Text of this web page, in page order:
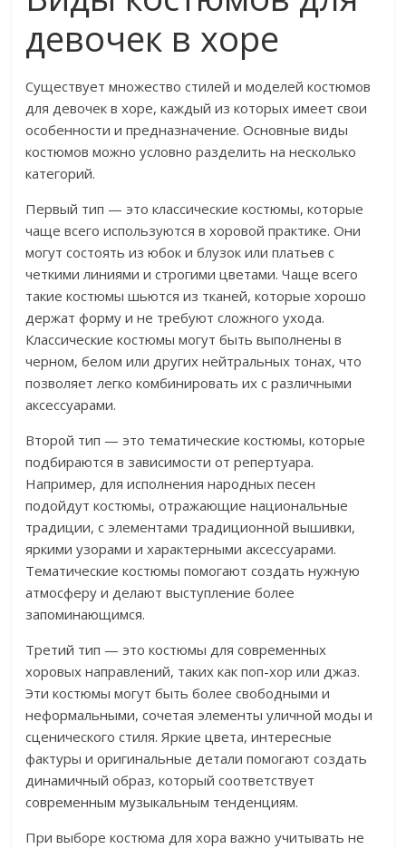
девочек в хоре
Существует множество стилей и моделей костюмов
для девочек в хоре, каждый из которых имеет свои
особенности и предназначение. Основные виды
костюмов можно условно разделить на несколько
категорий.
Первый тип — это классические костюмы, которые
чаще всего используются в хоровой практике. Они
могут состоять из юбок и блузок или платьев с
четкими линиями и строгими цветами. Чаще всего
такие костюмы шьются из тканей, которые хорошо
держат форму и не требуют сложного ухода.
Классические костюмы могут быть выполнены в
черном, белом или других нейтральных тонах, что
позволяет легко комбинировать их с различными
аксессуарами.
Второй тип — это тематические костюмы, которые
подбираются в зависимости от репертуара.
Например, для исполнения народных песен
подойдут костюмы, отражающие национальные
традиции, с элементами традиционной вышивки,
яркими узорами и характерными аксессуарами.
Тематические костюмы помогают создать нужную
атмосферу и делают выступление более
запоминающимся.
Третий тип — это костюмы для современных
хоровых направлений, таких как поп-хор или джаз.
Эти костюмы могут быть более свободными и
неформальными, сочетая элементы уличной моды и
сценического стиля. Яркие цвета, интересные
фактуры и оригинальные детали помогают создать
динамичный образ, который соответствует
современным музыкальным тенденциям.
При выборе костюма для хора важно учитывать не